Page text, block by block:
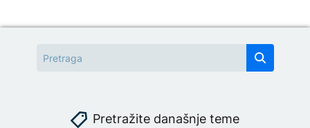
Pretražite današnje teme